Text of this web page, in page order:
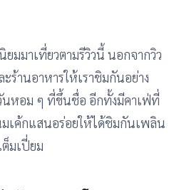
มมาเที่ยวตามรีวิวนี้ นอกจากวิว
ร้านอาหารให้เราชิมกันอย่าง
หอม ๆ ที่ขึ้นชื่อ อีกทั้งมีคาเฟ่ที่
เค้กแสนอร่อยให้ได้ชิมกันเพลิน
มเปี่ยม